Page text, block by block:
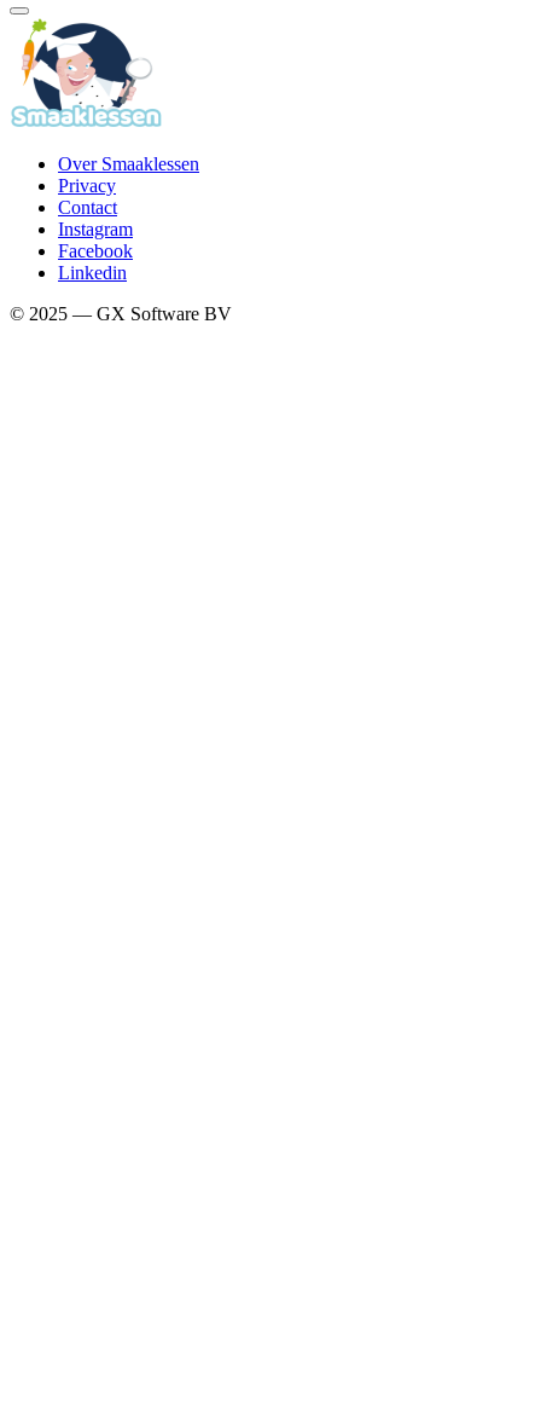
Over Smaaklessen
Privacy
Contact
Instagram
Facebook
Linkedin
© 2025 — GX Software BV